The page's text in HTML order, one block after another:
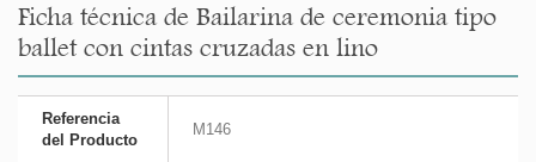
Ficha técnica de Bailarina de ceremonia tipo
ballet con cintas cruzadas en lino
Referencia
del Producto
M146